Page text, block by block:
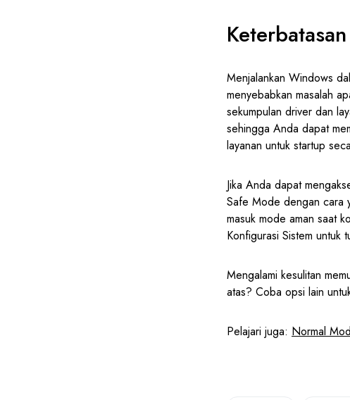
Menjalankan Windows
menyebabkan masalah
sekumpulan driver dan
sehingga Anda dapat
layanan untuk startup
Jika Anda dapat
Safe Mode dengan cara
masuk mode aman saat
Konfigurasi Sistem untuk
Mengalami kesulitan
atas? Coba opsi lain
Pelajari juga: Normal